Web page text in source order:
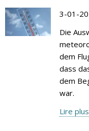
3-01-
Die
dem
dass
dem
war.
Lire plus